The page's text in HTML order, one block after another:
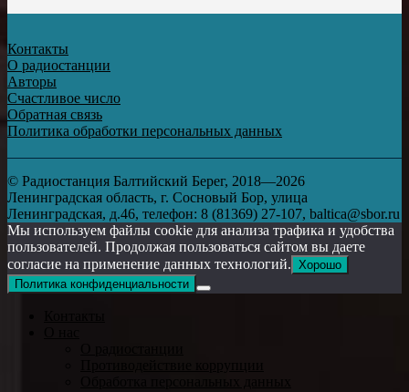
Контакты
О радиостанции
Авторы
Счастливое число
Обратная связь
Политика обработки персональных данных
© Радиостанция Балтийский Берег, 2018—2026
Ленинградская область, г. Сосновый Бор, улица
Ленинградская, д.46, телефон: 8 (81369) 27-107, baltica@sbor.ru
Мы используем файлы cookie для анализа трафика и удобства
пользователей. Продолжая пользоваться сайтом вы даете
согласие на применение данных технологий. Хорошо
Политика конфиденциальности